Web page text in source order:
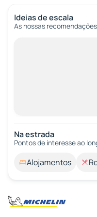
Ideias de escala
As nossas
Na estrada
Pontos de interesse ao
Alojamentos